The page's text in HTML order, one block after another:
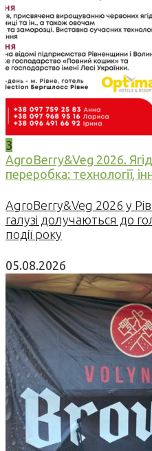
3
AgroBerry&Veg 2026.
переробка: технології,
AgroBerry&Veg 2026 у
галузі долучаються до
події року
05.08.2026